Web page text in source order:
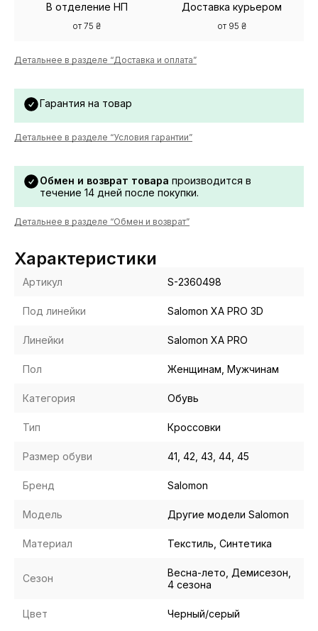
В отделение НП
от 75 ₴
Доставка курьером
от 95 ₴
Детальнее в разделе “Доставка и оплата”
Гарантия на товар
Детальнее в разделе “Условия гарантии”
Обмен и возврат товара производится в
течение 14 дней после покупки.
Детальнее в разделе “Обмен и возврат”
Характеристики
Артикул S-2360498
Под линейки Salomon XA PRO 3D
Линейки Salomon XA PRO
Пол Женщинам, Мужчинам
Категория Обувь
Тип Кроссовки
Размер обуви 41, 42, 43, 44, 45
Бренд Salomon
Модель Другие модели Salomon
Материал Текстиль, Синтетика
Сезон
Весна-лето, Демисезон,
4 сезона
Цвет Черный/серый